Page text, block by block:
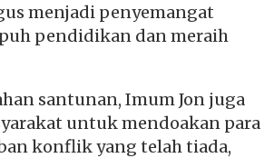
menjadi penyemangat
pendidikan dan meraih
santunan, Imum Jon juga
untuk mendoakan para
konflik yang telah tiada,